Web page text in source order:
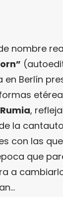
nombre
en Berlín
Rumia,
la
con las
que
a